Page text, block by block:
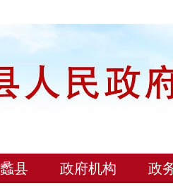
县 政府机构 政